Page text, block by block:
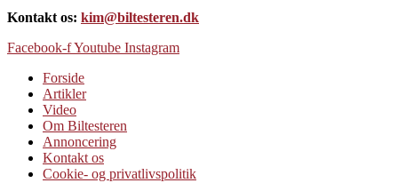
Kontakt os: kim@biltesteren.dk
Facebook-fYoutube Instagram
Forside
Artikler
Video
Om Biltesteren
Annoncering
Kontakt os
Cookie- og privatlivspolitik